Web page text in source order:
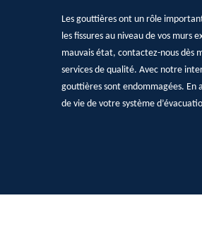
Les gouttières ont un rôle
les fissures au niveau de vos
mauvais état, contactez-nous dès
services de qualité. Avec notre
gouttières sont endommagées. En
de vie de votre système